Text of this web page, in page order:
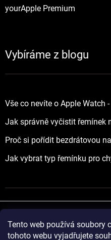
Tento web používá soubory
tohoto webu vyjadřujete
yourApple Premium
Vybíráme z blogu
Vše co nevíte o Apple Watch -
Jak správně vyčistit řemínek
Proč si pořídit bezdrátovou
Jak vybrat typ řemínku pro